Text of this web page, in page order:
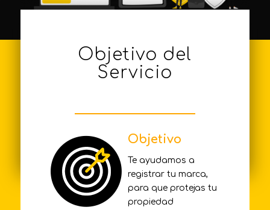
Objetivo del
Servicio
Objetivo
Te ayudamos a
registrar tu marca,
para que protejas tu
propiedad